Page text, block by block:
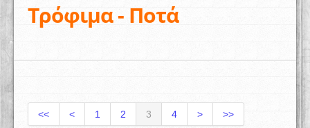
Τρόφιμα - Ποτά
<< < 1 2 3 4 > >>